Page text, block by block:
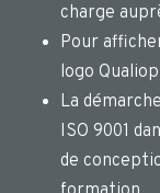
charge
Pour
logo
La
ISO 9001
de